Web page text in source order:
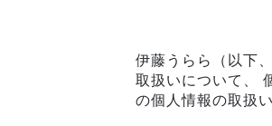
伊藤うらら（以下
取扱いについて、
の個人情報の取扱